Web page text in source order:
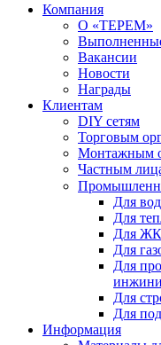
Компания
О «ТЕРЕМ»
Вакансии
Новости
Награды
Клиентам
DIY сетям
Торговым
Монтажным
Частным
Для
Для
Для
Для
Для
Для
Для
Информация